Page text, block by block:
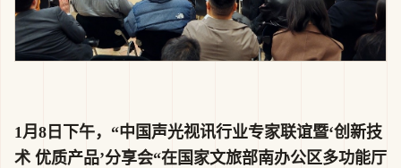
1月8日下午，“中国声光视讯行业专家联谊暨‘创新技
术 优质产品’分享会“在国家文旅部南办公区多功能厅